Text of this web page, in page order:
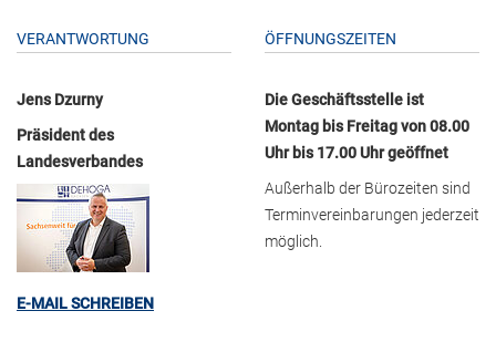
VERANTWORTUNG
Jens Dzurny
Präsident des
Landesverbandes
E-MAIL SCHREIBEN
ÖFFNUNGSZEITEN
Die Geschäftsstelle ist
Montag bis Freitag von 08.00
Uhr bis 17.00 Uhr geöffnet
Außerhalb der Bürozeiten sind
Terminvereinbarungen jederzeit
möglich.